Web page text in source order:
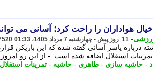
خیال هواداران را راحت کرد؛ آسانی می
- 11 روز پیش - چهارشنبه 7 مرداد 1405، 01:33
درباره یاسر آسانی گفته شده که این بازیکن
تمرینات استقلال اضافه شده است. - از این رو
- حاشیه سازی - طاهری - حاشیه - تمرینات استقلال